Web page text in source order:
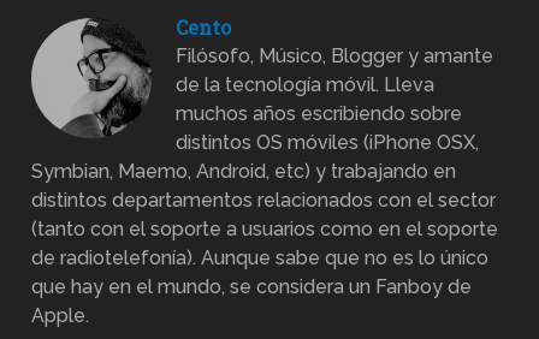
Cento
Filósofo, Músico, Blogger y amante
de la tecnología móvil. Lleva
muchos años escribiendo sobre
distintos OS móviles (iPhone OSX,
Symbian, Maemo, Android, etc) y trabajando en
distintos departamentos relacionados con el sector
(tanto con el soporte a usuarios como en el soporte
de radiotelefonía). Aunque sabe que no es lo único
que hay en el mundo, se considera un Fanboy de
Apple.